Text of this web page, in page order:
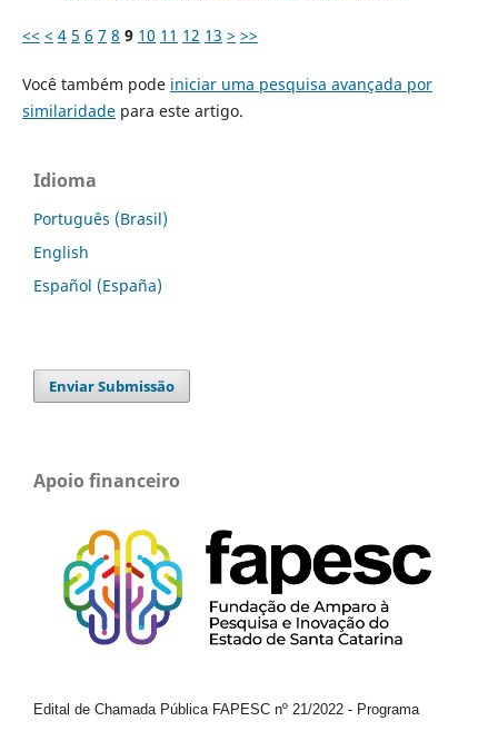
<< < 4 5 6 7 8 9 10 11 12 13 > >>
Você também pode iniciar uma pesquisa avançada por
similaridadepara este artigo.
Idioma
Português (Brasil)
English
Español (España)
Enviar Submissão
Apoio financeiro
Edital de Chamada Pública FAPESC nº 21/2022 - Programa